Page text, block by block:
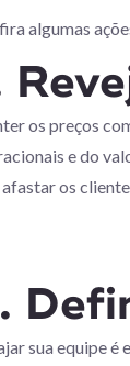
algumas
os preços
e do
afastar os
sua equipe